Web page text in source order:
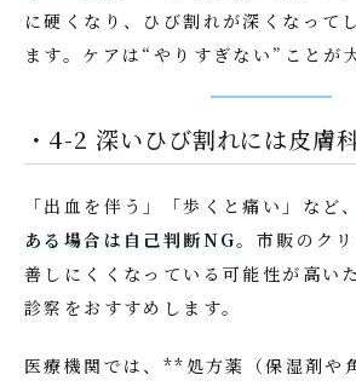
に硬くなり、ひび割れが深くなって
ます。ケアは“やりすぎない”ことが
・4-2 深いひび割れには皮膚
「出血を伴う」「歩くと痛い」など、
ある場合は自己判断NG。市販のク
善しにくくなっている可能性が高い
診察をおすすめします。
医療機関では、**処方薬（保湿剤や